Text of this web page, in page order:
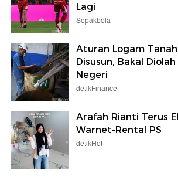
Lagi
Sepakbola
Aturan Logam
Disusun, Bakal
Negeri
detikFinance
Arafah Rianti Terus
Warnet-Rental PS
detikHot